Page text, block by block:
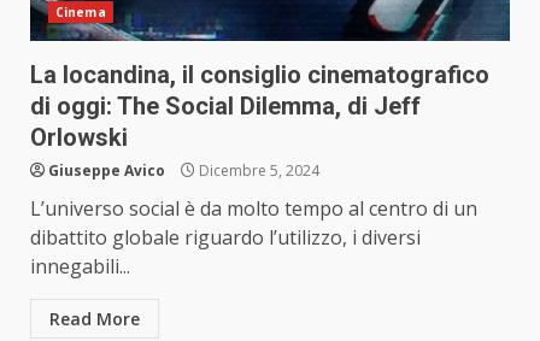
Cinema
La locandina, il consiglio cinematografico
di oggi: The Social Dilemma, di Jeff
Orlowski
Giuseppe Avico Dicembre 5, 2024
L’universo social è da molto tempo al centro di un
dibattito globale riguardo l’utilizzo, i diversi
innegabili...
Read More